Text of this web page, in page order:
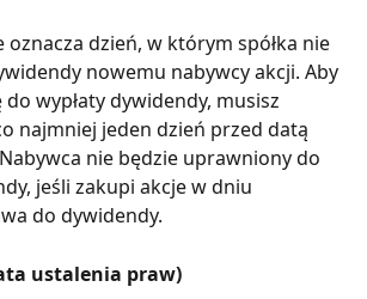
oznacza dzień, w którym spółka nie
nowemu nabywcy akcji. Aby
wypłaty dywidendy, musisz
najmniej jeden dzień przed datą
nie będzie uprawniony do
jeśli zakupi akcje w dniu
do dywidendy.
ustalenia praw)